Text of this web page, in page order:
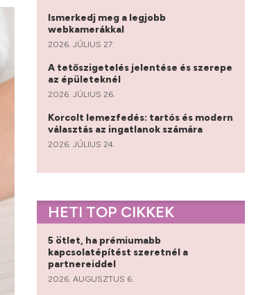
Ismerkedj meg a legjobb
webkamerákkal
2026. JÚLIUS 27.
A tetőszigetelés jelentése és szerepe
az épületeknél
2026. JÚLIUS 26.
Korcolt lemezfedés: tartós és modern
választás az ingatlanok számára
2026. JÚLIUS 24.
HETI TOP CIKKEK
5 ötlet, ha prémiumabb
kapcsolatépítést szeretnél a
partnereiddel
2026. AUGUSZTUS 6.